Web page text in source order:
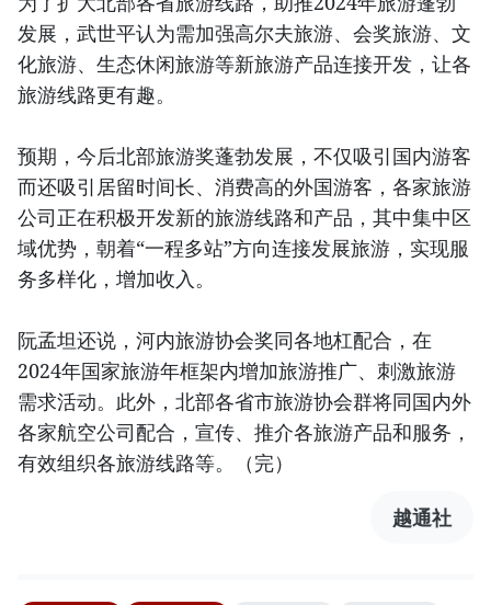
发展，武世平认为需加强高尔夫旅游、会奖旅游、文
化旅游、生态休闲旅游等新旅游产品连接开发，让各
旅游线路更有趣。
预期，今后北部旅游奖蓬勃发展，不仅吸引国内游客
而还吸引居留时间长、消费高的外国游客，各家旅游
公司正在积极开发新的旅游线路和产品，其中集中区
域优势，朝着“一程多站”方向连接发展旅游，实现服
务多样化，增加收入。
阮孟坦还说，河内旅游协会奖同各地杠配合，在
2024年国家旅游年框架内增加旅游推广、刺激旅游
需求活动。此外，北部各省市旅游协会群将同国内外
各家航空公司配合，宣传、推介各旅游产品和服务，
有效组织各旅游线路等。（完）
越通社